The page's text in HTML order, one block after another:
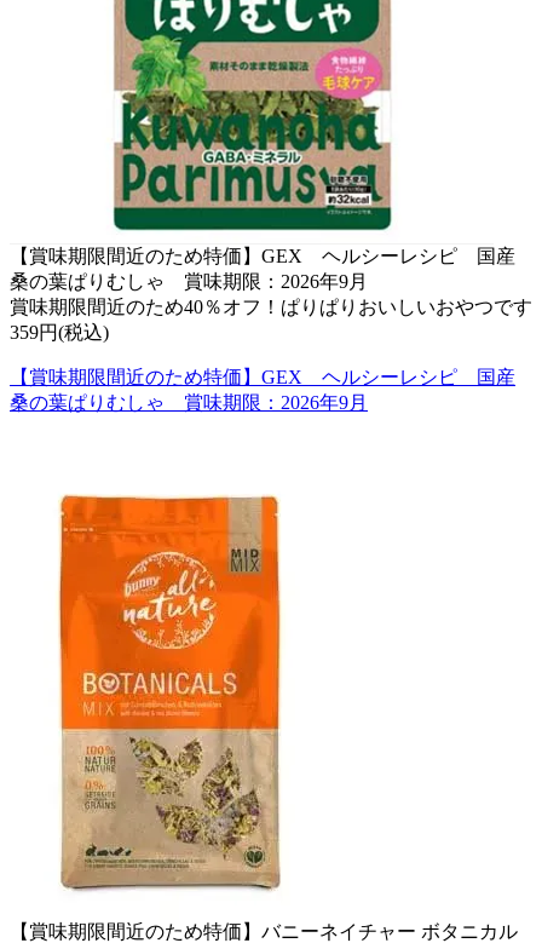
【賞味期限間近のため特価】GEX ヘルシーレシピ 国産
桑の葉ぱりむしゃ 賞味期限：2026年9月
賞味期限間近のため40％オフ！ぱりぱりおいしいおやつです
359円(税込)
【賞味期限間近のため特価】GEX ヘルシーレシピ 国産
桑の葉ぱりむしゃ 賞味期限：2026年9月
【賞味期限間近のため特価】バニーネイチャー ボタニカル